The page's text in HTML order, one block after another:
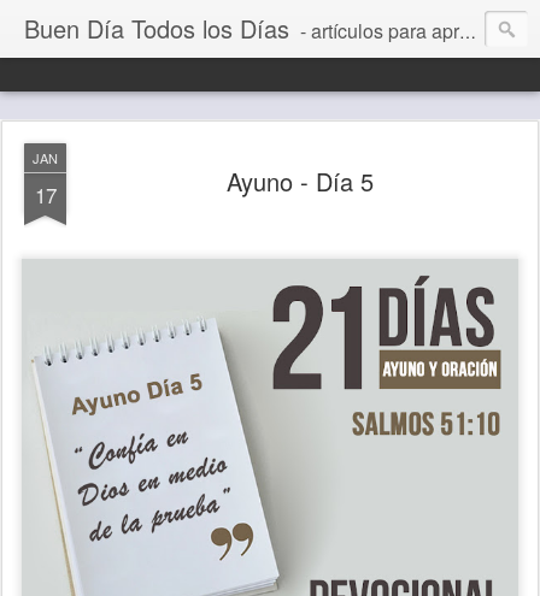
Buen Día Todos los Días - artículos para aprender a vivir mejor, un día a la vez. Por Juan C Quintero
JAN
17 Ayuno - Día 5